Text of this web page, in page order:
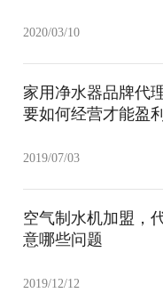
2020/03/10
家用净水器品牌代
要如何经营才能盈
2019/07/03
空气制水机加盟，
意哪些问题
2019/12/12